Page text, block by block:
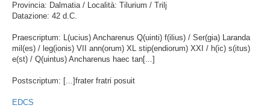
Provincia: Dalmatia / Località: Tilurium / Trilj
Datazione: 42 d.C.
Praescriptum: L(ucius) Ancharenus Q(uinti) f(ilius) / Ser(gia) Laranda
mil(es) / leg(ionis) VII ann(orum) XL stip(endiorum) XXI / h(ic) s(itus)
e(st) / Q(uintus) Ancharenus haec tan[...]
Postscriptum: [...]frater fratri posuit
EDCS